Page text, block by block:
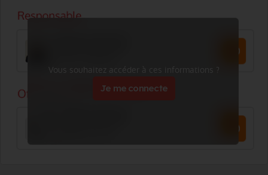
Vous souhaitez accéder à ces informations ?
Je me connecte